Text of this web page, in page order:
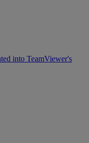
into TeamViewer's